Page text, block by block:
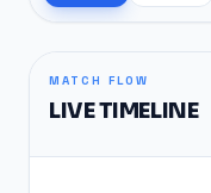
MATCH FLOW
LIVE TIMELINE